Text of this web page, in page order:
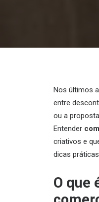
Nos últimos
entre
ou a
Entender
criativos e
dicas
O que